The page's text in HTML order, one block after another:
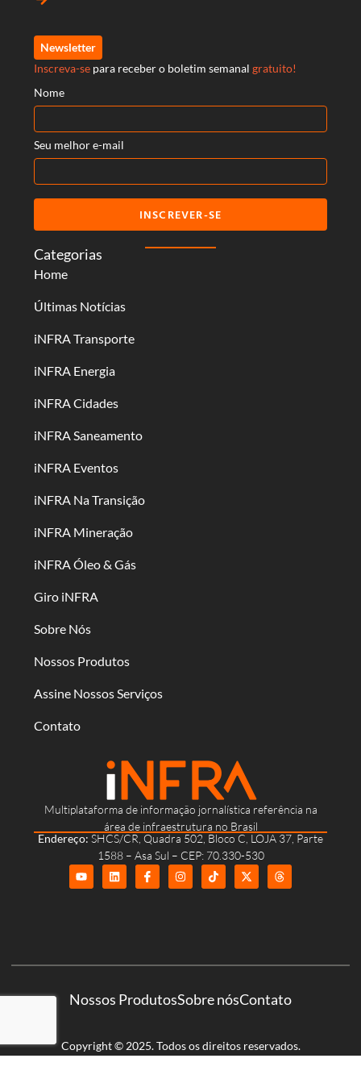
Multiplataforma de informação jornalística referência na
área de infraestrutura no Brasil
Endereço: SHCS/CR, Quadra 502, Bloco C, LOJA 37, Parte
1588 – Asa Sul – CEP: 70.330-530
Categorias
Home
Últimas Notícias
iNFRA Transporte
iNFRA Energia
iNFRA Cidades
iNFRA Saneamento
iNFRA Eventos
iNFRA Na Transição
iNFRA Mineração
iNFRA Óleo & Gás
Giro iNFRA
Sobre Nós
Nossos Produtos
Assine Nossos Serviços
Contato
Newsletter
Inscreva-se para receber o boletim semanal gratuito!
Nome
Seu melhor e-mail
INSCREVER-SE
Nossos ProdutosSobre nósContato
Copyright © 2025. Todos os direitos reservados.